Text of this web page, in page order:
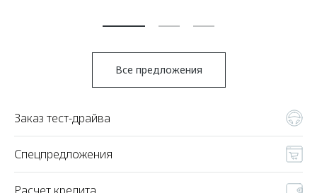
Все предложения
Заказ тест-драйва
Спецпредложения